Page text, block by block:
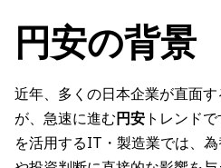
円安の背景
近年、多くの日本企業が直面
が、急速に進む円安 トレンドで
を活用するIT・製造業では、